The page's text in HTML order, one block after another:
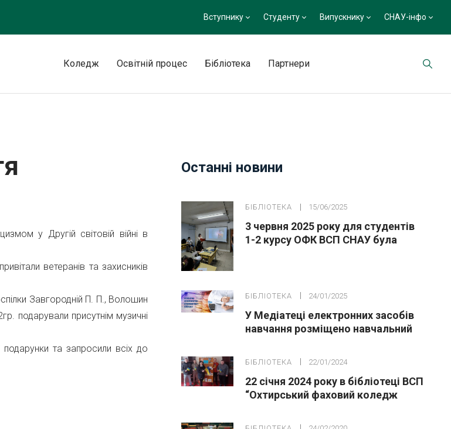
Вступнику Студенту Випускнику СНАУ-інфо
Коледж Освітній процес Бібліотека Партнери
у Другій світовій війні в
ветеранів та захисників
Завгородній П. П., Волошин
подарували присутнім музичні
та запросили всіх до
Останні новини
БІБЛІОТЕКА 15/06/2025
3 червня 2025 року для студентів
1-2 курсу ОФК ВСП СНАУ була
БІБЛІОТЕКА 24/01/2025
У Медіатеці електронних засобів
навчання розміщено навчальний
БІБЛІОТЕКА 22/01/2024
22 січня 2024 року в бібліотеці ВСП
“Охтирський фаховий коледж
Дню Соборності України